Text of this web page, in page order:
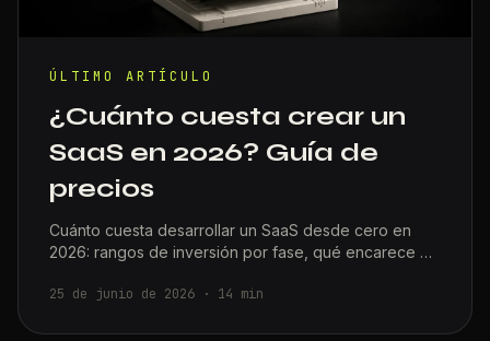
ÚLTIMO ARTÍCULO
¿Cuánto cuesta crear un
SaaS en 2026? Guía de
precios
Cuánto cuesta desarrollar un SaaS desde cero en
2026: rangos de inversión por fase, qué encarece el
25 de junio de 2026 · 14 min